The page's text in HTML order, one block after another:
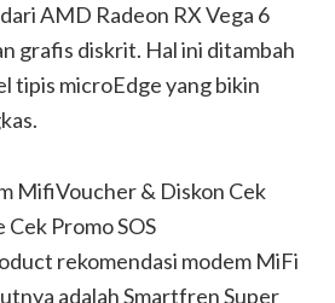
AMD Radeon RX Vega 6
grafis diskrit. Hal ini ditambah
tipis microEdge yang bikin
MifiVoucher & Diskon Cek
Cek Promo SOS
rekomendasi modem MiFi
adalah Smartfren Super